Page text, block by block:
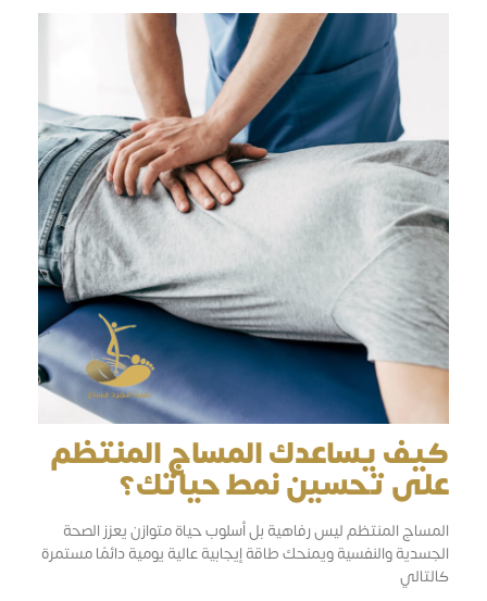
كيف يساعدك المساج المنتظم
على تحسين نمط حياتك؟
المساج المنتظم ليس رفاهية بل أسلوب حياة متوازن يعزز الصحة
الجسدية والنفسية ويمنحك طاقة إيجابية عالية يومية دائمًا مستمرة
كالتالي